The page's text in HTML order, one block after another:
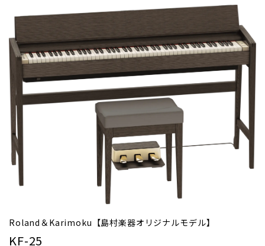
Roland＆Karimoku【島村楽器オリジナルモデル】
KF-25